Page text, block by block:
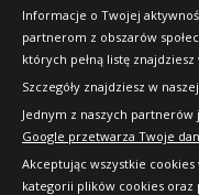
Informacje o Twojej
partnerom z obszarów
których pełną listę
Szczegóły znajdziesz w naszej
Jednym z naszych partnerów
Google przetwarza Twoje
Akceptując wszystkie cookies
kategorii plików cookies